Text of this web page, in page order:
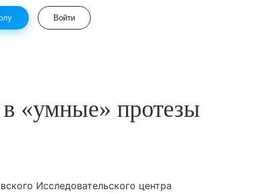
Войти
«умные» протезы
Исследовательского центра